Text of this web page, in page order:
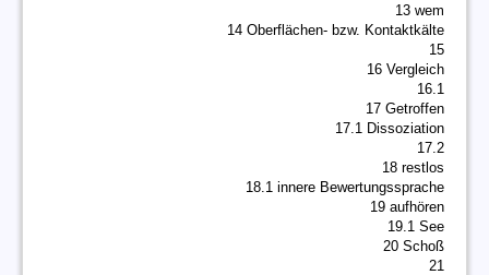
13 wem
14 Oberflächen- bzw. Kontaktkälte
15
16 Vergleich
16.1
17 Getroffen
17.1 Dissoziation
17.2
18 restlos
18.1 innere Bewertungssprache
19 aufhören
19.1 See
20 Schoß
21